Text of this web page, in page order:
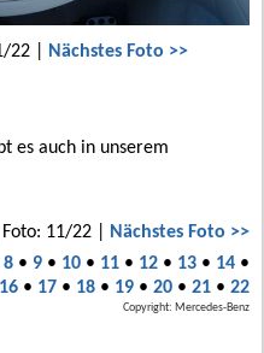
22 | Nächstes Foto >>
es auch in unserem
11/22 | Nächstes Foto >>
8• 9• 10• 11• 12• 13• 14•
16• 17• 18• 19• 20• 21• 22
Copyright: Mercedes-Benz